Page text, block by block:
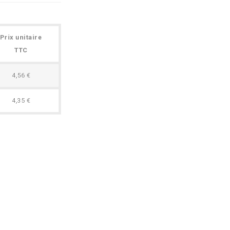
Prix unitaire
TTC
4,56 €
4,35 €